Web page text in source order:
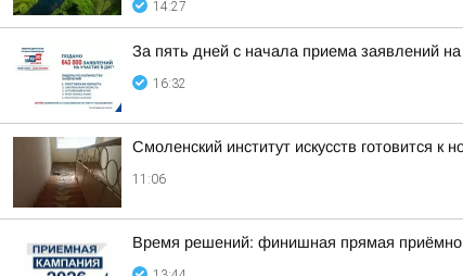
14:27
За пять дней с начала приема заявлений
16:32
Смоленский институт искусств готовится к
11:06
Время решений: финишная прямая